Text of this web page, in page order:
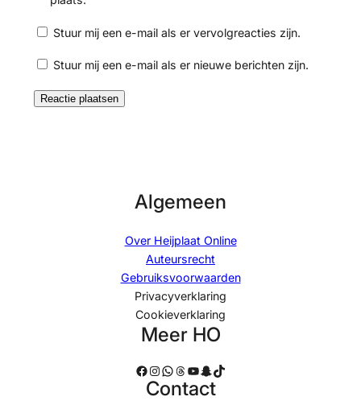
Stuur mij een e-mail als er vervolgreacties zijn.
Stuur mij een e-mail als er nieuwe berichten zijn.
Algemeen
Over Heijplaat Online
Auteursrecht
Gebruiksvoorwaarden
Privacyverklaring
Cookieverklaring
Meer HO
Facebook Instagram WhatsApp Threads YouTube Snapchat TikTok
Contact